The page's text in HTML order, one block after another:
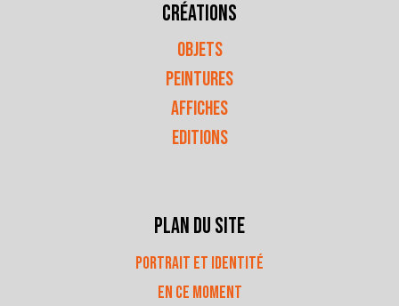
Créations
Objets
Peintures
affiches
editions
Plan du site
Portrait et identité
eN CE MOMENT